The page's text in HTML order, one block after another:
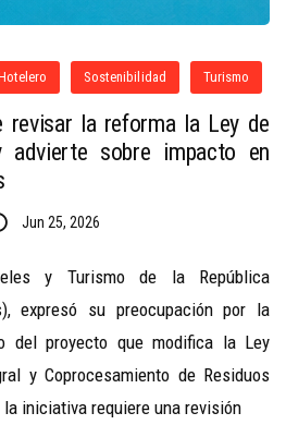
Sostenibilidad Turismo
revisar la reforma la Ley de
advierte sobre impacto en
Jun 25, 2026
y Turismo de la República
expresó su preocupación por la
del proyecto que modifica la Ley
y Coprocesamiento de Residuos
iniciativa requiere una revisión